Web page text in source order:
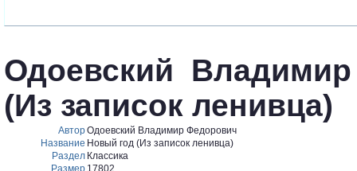
Одоевский
(Из записок ленивца)
АвторОдоевский Владимир Федорович
Название Новый год (Из записок ленивца)
Раздел Классика
Размер 17802